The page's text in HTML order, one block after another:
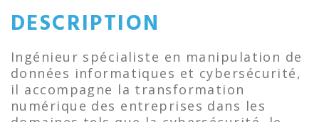
DESCRIPTION
Ingénieur spécialiste en manipulation de
données informatiques et cybersécurité,
il accompagne la transformation
numérique des entreprises dans les